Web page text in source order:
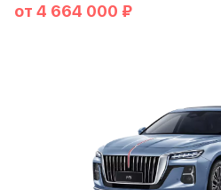
от 4 664 000 ₽